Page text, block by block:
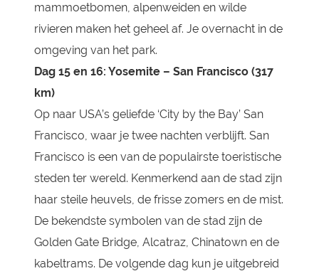
mammoetbomen, alpenweiden en wilde
rivieren maken het geheel af. Je overnacht in de
omgeving van het park.
Dag 15 en 16: Yosemite – San Francisco (317
km)
Op naar USA’s geliefde ‘City by the Bay’ San
Francisco, waar je twee nachten verblijft. San
Francisco is een van de populairste toeristische
steden ter wereld. Kenmerkend aan de stad zijn
haar steile heuvels, de frisse zomers en de mist.
De bekendste symbolen van de stad zijn de
Golden Gate Bridge, Alcatraz, Chinatown en de
kabeltrams. De volgende dag kun je uitgebreid